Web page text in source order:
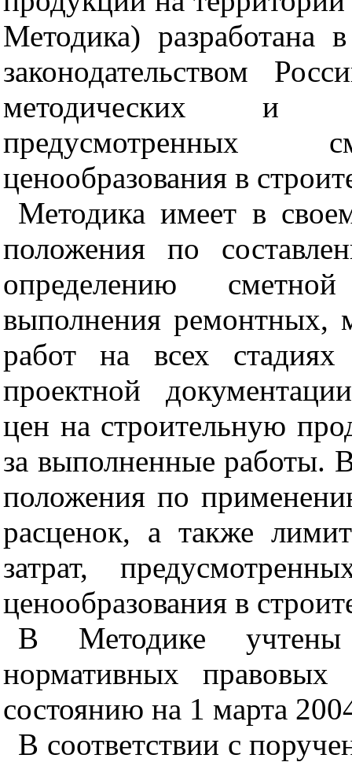
Методика) разработана
законодательством
методических и
предусмотренных
ценообразования в
Методика имеет в сво
положения по
определению
выполнения ремонтных,
работ на всех стадиях
проектной
цен на строительную
за выполненные работы.
положения по
расценок, а также
затрат,
ценообразования в
В Методике учтены
нормативных правовых
состоянию на 1 марта
В соответствии с